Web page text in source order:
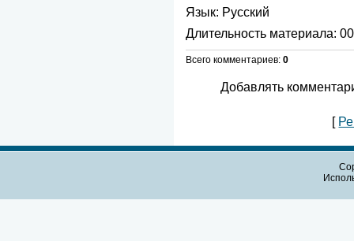
Язык: Русский
Длительность материала:
Всего комментариев: 0
Добавлять
[